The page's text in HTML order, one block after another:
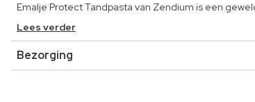
Emalje Protect Tandpasta van Zendium is een
Lees verder
Bezorging